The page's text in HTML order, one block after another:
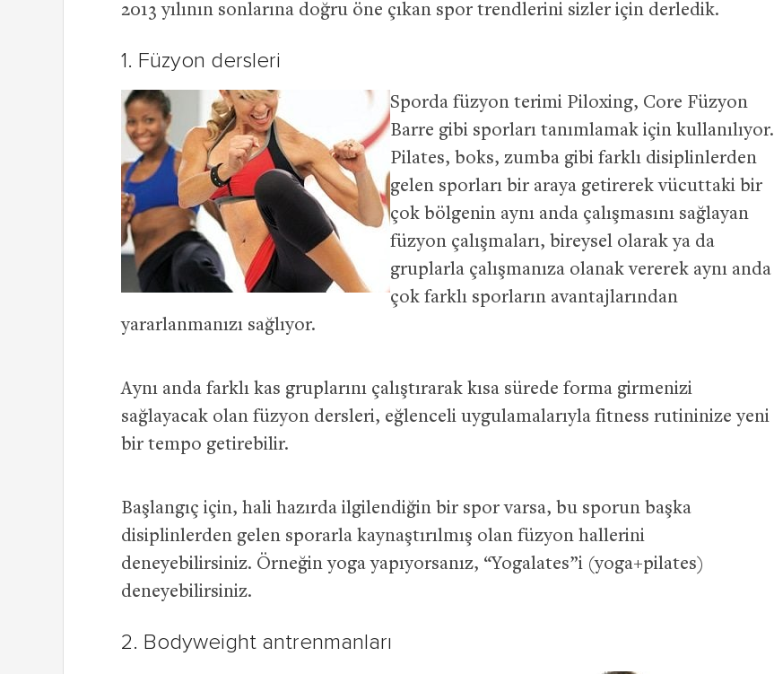
2013 yılının sonlarına doğru öne çıkan spor trendlerini sizler için derledik.
1. Füzyon dersleri
Sporda füzyon terimi Piloxing, Core Füzyon
Barre gibi sporları tanımlamak için kullanılıyor.
Pilates, boks, zumba gibi farklı disiplinlerden
gelen sporları bir araya getirerek vücuttaki bir
çok bölgenin aynı anda çalışmasını sağlayan
füzyon çalışmaları, bireysel olarak ya da
gruplarla çalışmanıza olanak vererek aynı anda
çok farklı sporların avantajlarından
yararlanmanızı sağlıyor.
Aynı anda farklı kas gruplarını çalıştırarak kısa sürede forma girmenizi
sağlayacak olan füzyon dersleri, eğlenceli uygulamalarıyla fitness rutininize yeni
bir tempo getirebilir.
Başlangıç için, hali hazırda ilgilendiğin bir spor varsa, bu sporun başka
disiplinlerden gelen sporarla kaynaştırılmış olan füzyon hallerini
deneyebilirsiniz. Örneğin yoga yapıyorsanız, “Yogalates”i (yoga+pilates)
deneyebilirsiniz.
2. Bodyweight antrenmanları